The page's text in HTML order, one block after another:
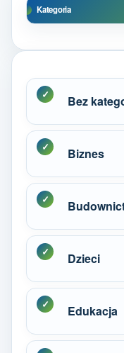
Kategoria
Bez
Biznes
Dzieci
Edukacja